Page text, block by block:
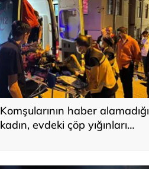
Komşularının haber alamadığı
kadın, evdeki çöp yığınları